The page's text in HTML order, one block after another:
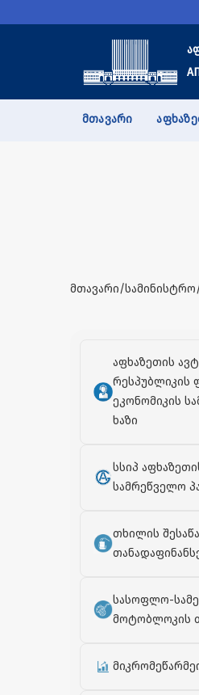
ᲛᲗᲐᲕᲐᲠᲘ
მთავარი/
აფხაზეთის
რესპუბლიკის
ეკონომიკის
ხაზი
სსიპ
სამრეწველო
თხილის
სასოფლო-
მოტობლოკის